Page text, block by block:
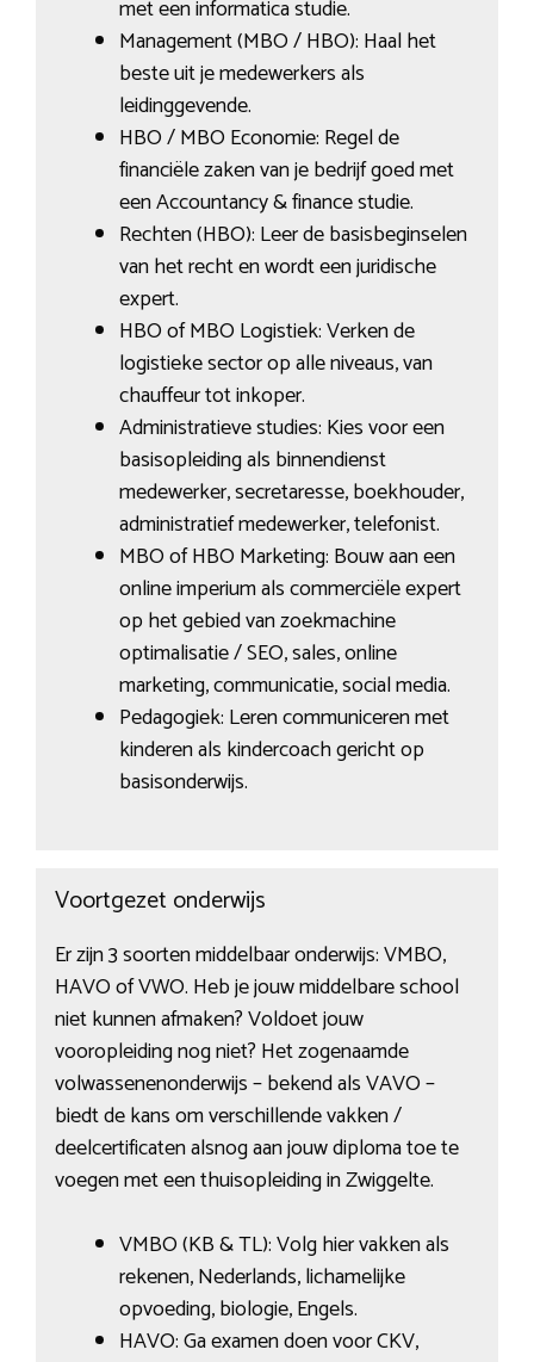
met een informatica studie.
Management (MBO / HBO): Haal het
beste uit je medewerkers als
leidinggevende.
HBO / MBO Economie: Regel de
financiële zaken van je bedrijf goed met
een Accountancy & finance studie.
Rechten (HBO): Leer de basisbeginselen
van het recht en wordt een juridische
expert.
HBO of MBO Logistiek: Verken de
logistieke sector op alle niveaus, van
chauffeur tot inkoper.
Administratieve studies: Kies voor een
basisopleiding als binnendienst
medewerker, secretaresse, boekhouder,
administratief medewerker, telefonist.
MBO of HBO Marketing: Bouw aan een
online imperium als commerciële expert
op het gebied van zoekmachine
optimalisatie / SEO, sales, online
marketing, communicatie, social media.
Pedagogiek: Leren communiceren met
kinderen als kindercoach gericht op
basisonderwijs.
Voortgezet onderwijs
Er zijn 3 soorten middelbaar onderwijs: VMBO,
HAVO of VWO. Heb je jouw middelbare school
niet kunnen afmaken? Voldoet jouw
vooropleiding nog niet? Het zogenaamde
volwassenenonderwijs – bekend als VAVO –
biedt de kans om verschillende vakken /
deelcertificaten alsnog aan jouw diploma toe te
voegen met een thuisopleiding in Zwiggelte.
VMBO (KB & TL): Volg hier vakken als
rekenen, Nederlands, lichamelijke
opvoeding, biologie, Engels.
HAVO: Ga examen doen voor CKV,